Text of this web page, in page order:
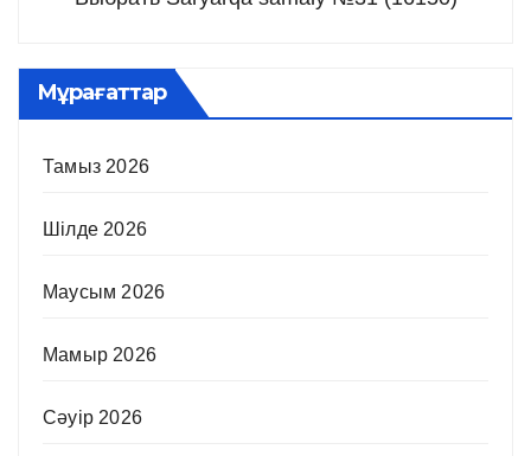
Мұрағаттар
Тамыз 2026
Шілде 2026
Маусым 2026
Мамыр 2026
Сәуір 2026